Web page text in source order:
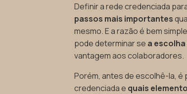
Definir a rede credenciada
passos mais importantes
mesmo. E a razão é bem
pode determinar se a
vantagem aos colaboradores.
Porém, antes de escolhê-la,
credenciada e quais